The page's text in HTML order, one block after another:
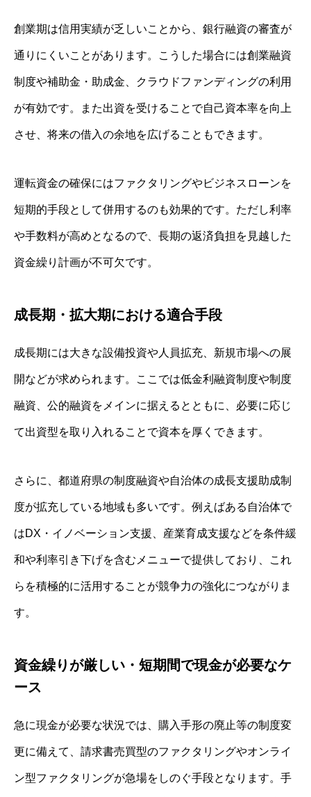
創業期は信用実績が乏しいことから、銀行融資の審査が
通りにくいことがあります。こうした場合には創業融資
制度や補助金・助成金、クラウドファンディングの利用
が有効です。また出資を受けることで自己資本率を向上
させ、将来の借入の余地を広げることもできます。
運転資金の確保にはファクタリングやビジネスローンを
短期的手段として併用するのも効果的です。ただし利率
や手数料が高めとなるので、長期の返済負担を見越した
資金繰り計画が不可欠です。
成長期・拡大期における適合手段
成長期には大きな設備投資や人員拡充、新規市場への展
開などが求められます。ここでは低金利融資制度や制度
融資、公的融資をメインに据えるとともに、必要に応じ
て出資型を取り入れることで資本を厚くできます。
さらに、都道府県の制度融資や自治体の成長支援助成制
度が拡充している地域も多いです。例えばある自治体で
はDX・イノベーション支援、産業育成支援などを条件緩
和や利率引き下げを含むメニューで提供しており、これ
らを積極的に活用することが競争力の強化につながりま
す。
資金繰りが厳しい・短期間で現金が必要なケ
ース
急に現金が必要な状況では、購入手形の廃止等の制度変
更に備えて、請求書売買型のファクタリングやオンライ
ン型ファクタリングが急場をしのぐ手段となります。手